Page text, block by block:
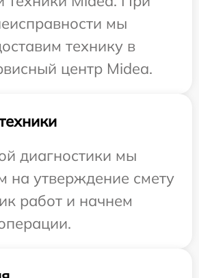
мы
технику в
центр Midea.
диагностики мы
на утверждение смету
работ и начнем